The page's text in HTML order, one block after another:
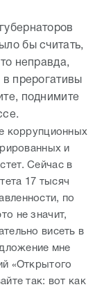
бы считать,
неправда,
прерогативы
поднимите
коррупционных
и
Сейчас в
17 тысяч
по
не значит,
висеть в
мне
«Открытого
так: вот как